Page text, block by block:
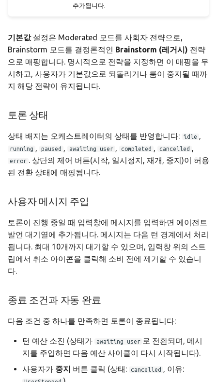
추가됩니다.
기본값설정은 Moderated 모드를 사회자 전략으로,
Brainstorm 모드를 결정론적인 Brainstorm (레거시) 전략
으로 매핑합니다. 명시적으로 전략을 지정하면 이 매핑을 무
시하고, 사용자가 기본값으로 되돌리거나 룸이 중지될 때까
지 해당 전략이 유지됩니다.
토론 상태
상태 배지는 오케스트레이터의 상태를 반영합니다: idle ,
running , paused , awaiting user , completed , cancelled ,
error . 상단의 제어 버튼(시작, 일시정지, 재개, 중지)이 허용
된 전환 상태에 매핑됩니다.
사용자 메시지 주입
토론이 진행 중일 때 입력창에 메시지를 입력하면 에이전트
발언 대기열에 추가됩니다. 메시지는 다음 턴 경계에서 처리
됩니다. 최대 10개까지 대기할 수 있으며, 입력창 위의 스트
립에서 취소 아이콘을 클릭해 소비 전에 제거할 수 있습니
다.
종료 조건과 자동 완료
다음 조건 중 하나를 만족하면 토론이 종료됩니다:
턴 예산 소진 (상태가 awaiting user 로 전환되며, 메시
지를 주입하면 다음 예산 사이클이 다시 시작됩니다).
사용자가 중지 버튼 클릭 (상태: cancelled , 이유: